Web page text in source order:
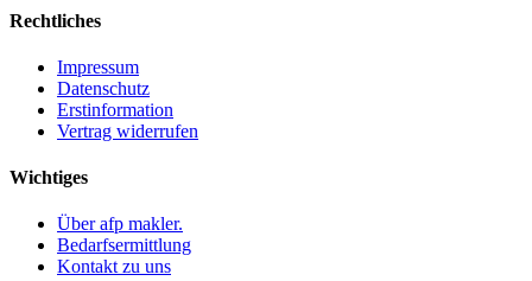
Rechtliches
Impressum
Datenschutz
Erstinformation
Vertrag widerrufen
Wichtiges
Über afp makler.
Bedarfsermittlung
Kontakt zu uns